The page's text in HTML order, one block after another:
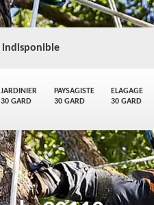
JARDINIER
30 GARD
PAYSAGISTE
30 GARD
ELAGAGE
30 GARD
indisponible